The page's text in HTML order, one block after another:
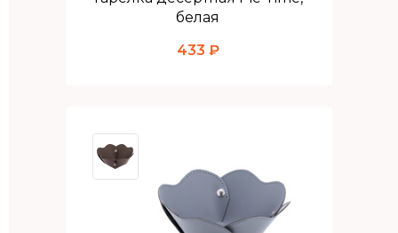
белая
433 ₽